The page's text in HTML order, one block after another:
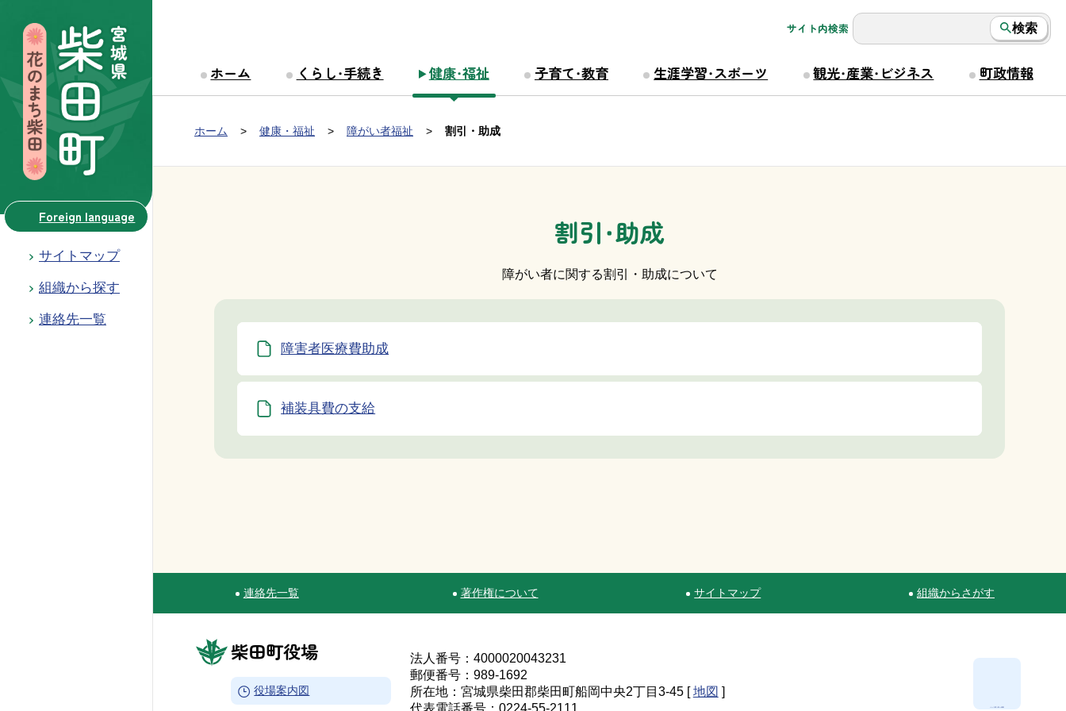
Foreign language
サイトマップ
組織から探す
連絡先一覧
サイト内検索 検索
Group NAV
ホーム くらし・手続き 健康・福祉 子育て・教育 生涯学習・スポーツ 観光・産業・ビジネス 町政情報
現在位置：
ホーム 健康・福祉 障がい者福祉 割引・助成
割引・助成
障がい者に関する割引・助成について
障害者医療費助成
補装具費の支給
Site Navigation
連絡先一覧 著作権について サイトマップ 組織からさがす
柴田町役場
→
役場案内図
法人番号：4000020043231
郵便番号：989-1692
所在地：宮城県柴田郡柴田町船岡中央2丁目3-45 [地図 ]